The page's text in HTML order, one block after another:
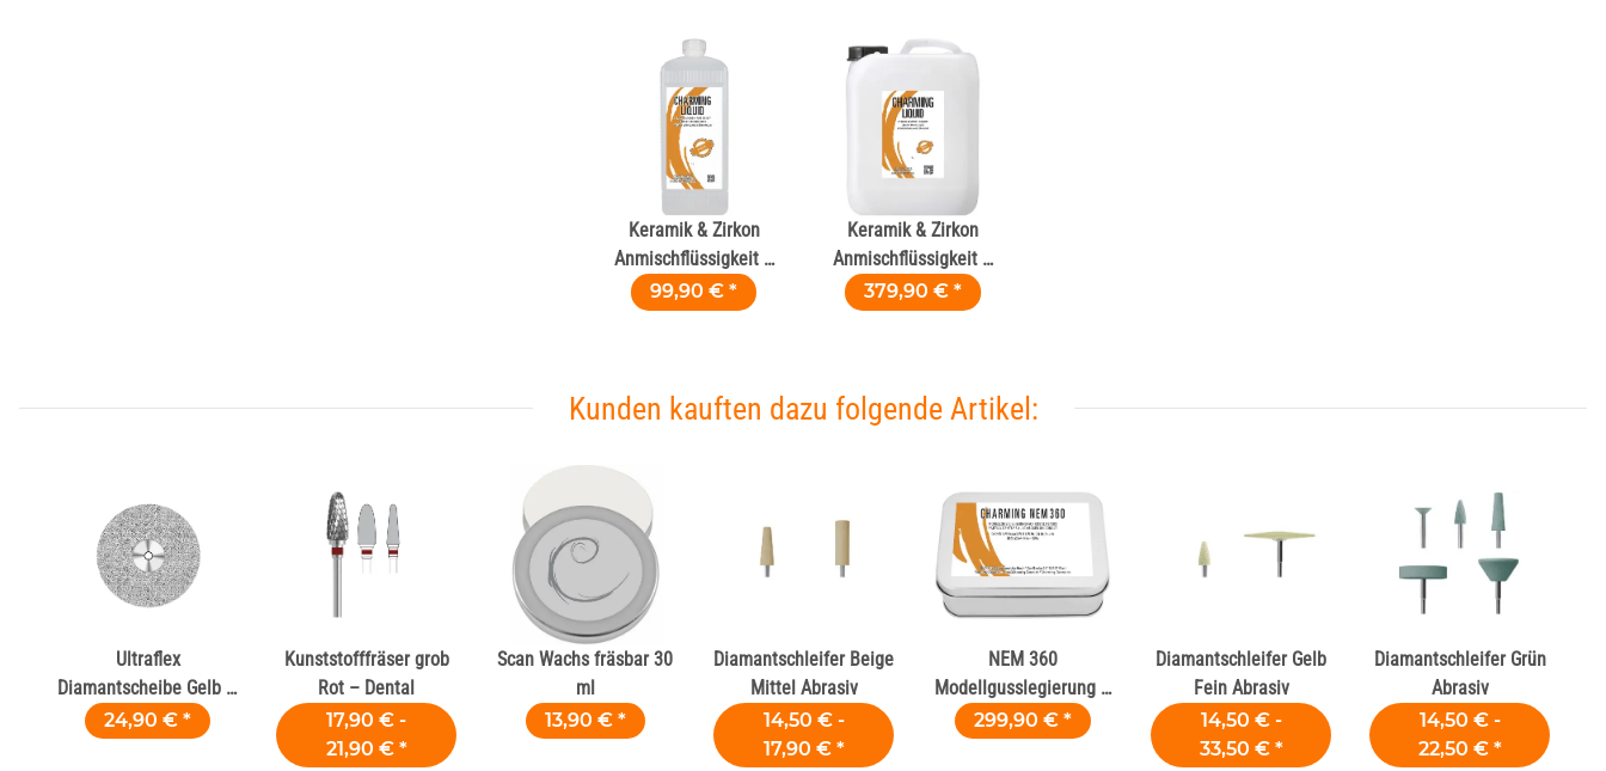
Keramik & Zirkon
Anmischflüssigkeit –
Basic 1000 ml
99,90 € *
Keramik & Zirkon
Anmischflüssigkeit –
Basic 5 L
379,90 € *
Kunden kauften dazu folgende Artikel:
Ultraflex
Diamantscheibe Gelb Ø
22 mm H 0,09 mm
24,90 € *
Kunststofffräser grob
Rot – Dental
17,90 € -
21,90 € *
Scan Wachs fräsbar 30
ml
13,90 € *
Diamantschleifer Beige
Mittel Abrasiv
14,50 € -
17,90 € *
NEM 360
Modellgusslegierung 1
kg
299,90 € *
Diamantschleifer Gelb
Fein Abrasiv
14,50 € -
33,50 € *
Diamantschleifer Grün
Abrasiv
14,50 € -
22,50 € *